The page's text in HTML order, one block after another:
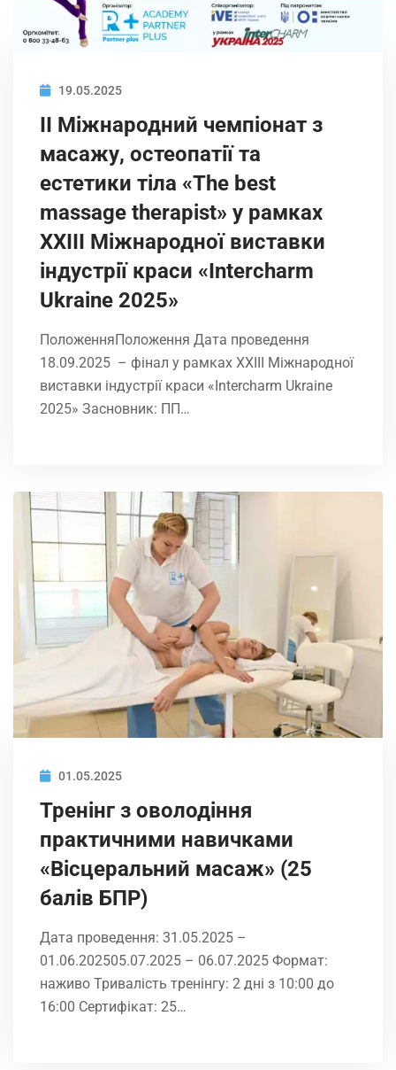
19.05.2025
ІІ Міжнародний чемпіонат з
масажу, остеопатії та
естетики тіла «The best
massage therapist» у рамках
XXIІI Міжнародної виставки
індустрії краси «Intercharm
Ukrainе 2025»
ПоложенняПоложення Дата проведення
18.09.2025 – фінал у рамках XXIІI Міжнародної
виставки індустрії краси «Intercharm Ukrainе
2025» Засновник: ПП…
01.05.2025
Тренінг з оволодіння
практичними навичками
«Вісцеральний масаж» (25
балів БПР)
Дата проведення: 31.05.2025 –
01.06.202505.07.2025 – 06.07.2025 Формат:
наживо Тривалість тренінгу: 2 дні з 10:00 до
16:00 Сертифікат: 25…